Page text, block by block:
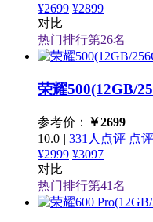
¥2699 ¥2899
对比
热门排行第26名
荣耀500(12GB/
参考价： ￥2699
10.0 | 331人点评 点
¥2999 ¥3097
对比
热门排行第41名